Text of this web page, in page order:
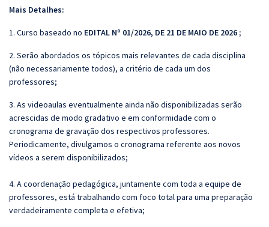
Mais Detalhes:
1. Curso baseado no EDITAL Nº 01/2026, DE 21 DE MAIO DE 2026 ;
2. Serão abordados os tópicos mais relevantes de cada disciplina
(não necessariamente todos), a critério de cada um dos
professores;
3. As videoaulas eventualmente ainda não disponibilizadas serão
acrescidas de modo gradativo e em conformidade com o
cronograma de gravação dos respectivos professores.
Periodicamente, divulgamos o cronograma referente aos novos
vídeos a serem disponibilizados;
4. A coordenação pedagógica, juntamente com toda a equipe de
professores, está trabalhando com foco total para uma preparação
verdadeiramente completa e efetiva;